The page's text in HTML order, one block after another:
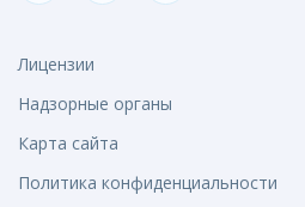
Лицензии
Надзорные органы
Карта сайта
Политика конфиденциальности